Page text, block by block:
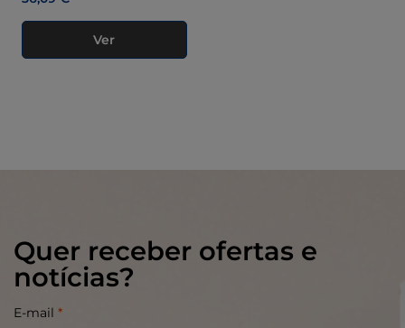
Ver
Quer receber ofertas e
notícias?
E-mail *